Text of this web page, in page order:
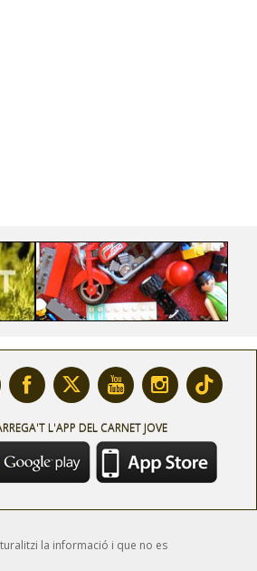
L'APP DEL CARNET JOVE
la informació i que no es